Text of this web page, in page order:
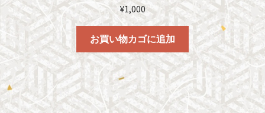
¥1,000
お買い物カゴに追加